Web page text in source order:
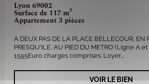
Lyon 69002
Surface de 117 m²
Appartement 3 pièces
A DEUX PAS DE LA PLACE BELLECOUR, EN
PRESQU'ILE, AU PIED DU METRO (Ligne A
1595Euro charges comprises. Loyer...
VOIR LE BIEN